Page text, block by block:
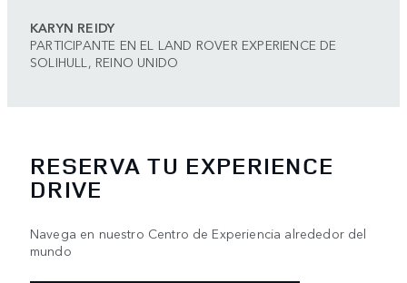
KARYN REIDY
PARTICIPANTE EN EL LAND ROVER EXPERIENCE DE
SOLIHULL, REINO UNIDO
RESERVA TU EXPERIENCE
DRIVE
Navega en nuestro Centro de Experiencia alrededor del
mundo